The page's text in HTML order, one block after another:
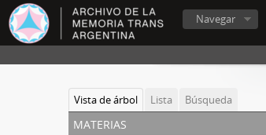
Navegar
Vista de árbol Lista Búsqueda
materias